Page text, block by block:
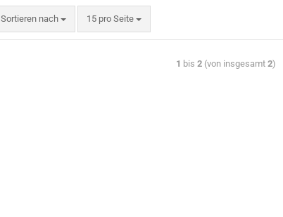
Sortieren nach 15 pro Seite
1 bis 2(von insgesamt 2)